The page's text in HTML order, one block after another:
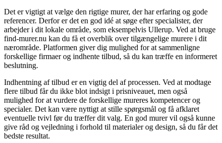
Det er vigtigt at vælge den rigtige murer, der har erfaring og gode
referencer. Derfor er det en god idé at søge efter specialister, der
arbejder i dit lokale område, som eksempelvis Ullerup. Ved at bruge
find-murer.nu kan du få et overblik over tilgængelige murere i dit
nærområde. Platformen giver dig mulighed for at sammenligne
forskellige firmaer og indhente tilbud, så du kan træffe en informeret
beslutning.
Indhentning af tilbud er en vigtig del af processen. Ved at modtage
flere tilbud får du ikke blot indsigt i prisniveauet, men også
mulighed for at vurdere de forskellige mureres kompetencer og
specialer. Det kan være nyttigt at stille spørgsmål og få afklaret
eventuelle tvivl før du træffer dit valg. En god murer vil også kunne
give råd og vejledning i forhold til materialer og design, så du får det
bedste resultat.